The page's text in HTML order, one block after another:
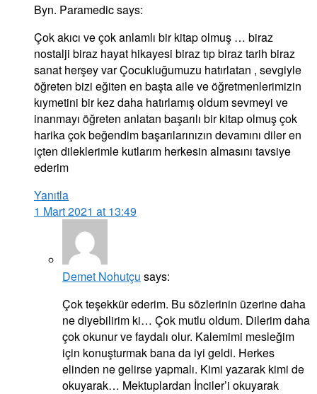
Byn. Paramedicsays:
Çok akıcı ve çok anlamlı bir kitap olmuş … biraz
nostalji biraz hayat hikayesi biraz tıp biraz tarih biraz
sanat herşey var Çocukluğumuzu hatırlatan , sevgiyle
öğreten bizi eğiten en başta aile ve öğretmenlerimizin
kıymetini bir kez daha hatırlamış oldum sevmeyi ve
inanmayı öğreten anlatan başarılı bir kitap olmuş çok
harika çok beğendim başarılarınızın devamını diler en
içten dileklerimle kutlarım herkesin almasını tavsiye
ederim
Yanıtla
1 Mart 2021 at 13:49
Demet Nohutçu says:
Çok teşekkür ederim. Bu sözlerinin üzerine daha
ne diyebilirim ki… Çok mutlu oldum. Dilerim daha
çok okunur ve faydalı olur. Kalemimi mesleğim
için konuşturmak bana da iyi geldi. Herkes
elinden ne gelirse yapmalı. Kimi yazarak kimi de
okuyarak… Mektuplardan İnciler’i okuyarak